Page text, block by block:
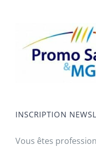
INSCRIPTION
Vous êtes